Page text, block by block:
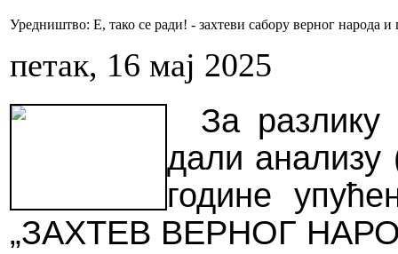
Уредништво: Е, тако се ради! - захтеви сабору верног народа и
петак, 16 мај 2025
За разлику
дали анализу
године
„ЗАХТЕВ ВЕРНОГ